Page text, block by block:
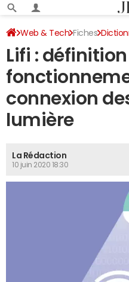
Web & Tech Fiches
Lifi :
connexion
lumière
La Rédaction
10 juin 2020 18:30